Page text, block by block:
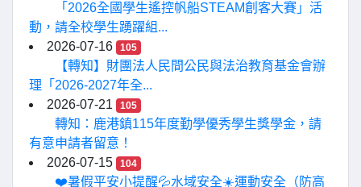
「2026全國學生遙控帆船STEAM創客大賽」活
動，請全校學生踴躍組...
2026-07-16
105
【轉知】財團法人民間公民與法治教育基金會辦
理「2026-2027年全...
2026-07-21
105
轉知：鹿港鎮115年度勤學優秀學生獎學金，請
有意申請者留意！
2026-07-15
104
❤️暑假平安小提醒💦水域安全☀️運動安全（防高